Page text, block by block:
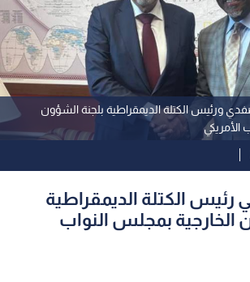
ورئيس الكتلة الديمقراطية بلجنة الشؤون
الأمريكي
رئيس الكتلة الديمقراطية
الخارجية بمجلس النواب